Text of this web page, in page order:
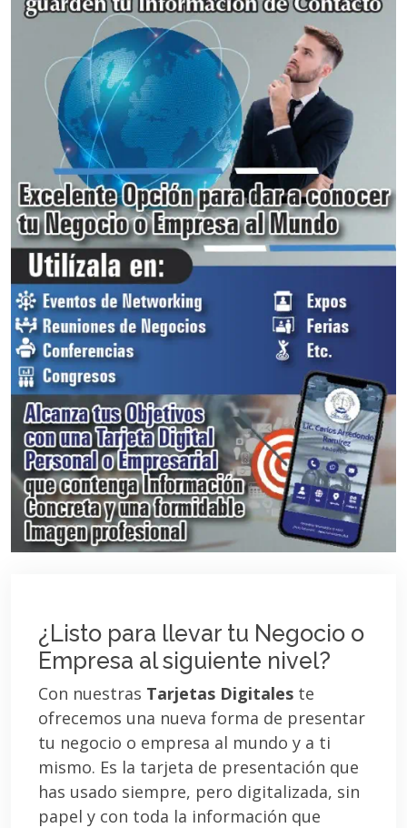
¿Listo para llevar tu Negocio o
Empresa al siguiente nivel?
Con nuestras Tarjetas Digitales te
ofrecemos una nueva forma de presentar
tu negocio o empresa al mundo y a ti
mismo. Es la tarjeta de presentación que
has usado siempre, pero digitalizada, sin
papel y con toda la información que